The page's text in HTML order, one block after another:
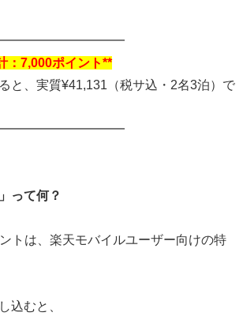
：7,000ポイント**
と、実質¥41,131（税サ込・2名3泊）で
って何？
トは、楽天モバイルユーザー向けの特
込むと、